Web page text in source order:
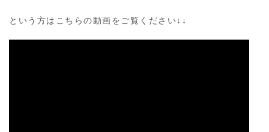
という方はこちらの動画をご覧ください↓↓